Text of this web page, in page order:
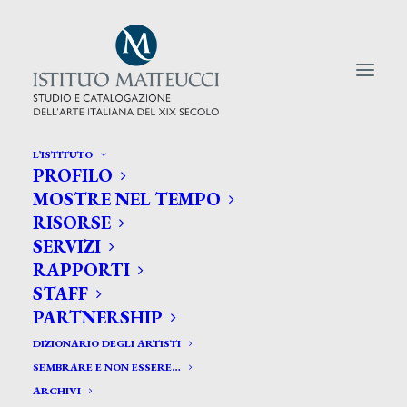
L’ISTITUTO
PROFILO
MOSTRE NEL TEMPO
RISORSE
SERVIZI
RAPPORTI
STAFF
PARTNERSHIP
DIZIONARIO DEGLI ARTISTI
SEMBRARE E NON ESSERE…
ARCHIVI
CERCA TRA GLI ARTISTI:
Search
for: